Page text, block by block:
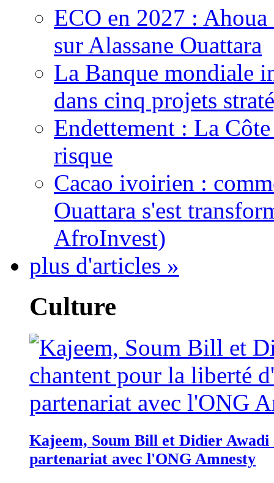
ECO en 2027 :
sur Alassane Ouattara
La Banque mondiale
dans cinq projets
Endettement : La
risque
Cacao ivoirien :
Ouattara s'est
AfroInvest)
plus d'articles »
Culture
Kajeem, Soum Bill et Didier
partenariat avec l'ONG Amnesty